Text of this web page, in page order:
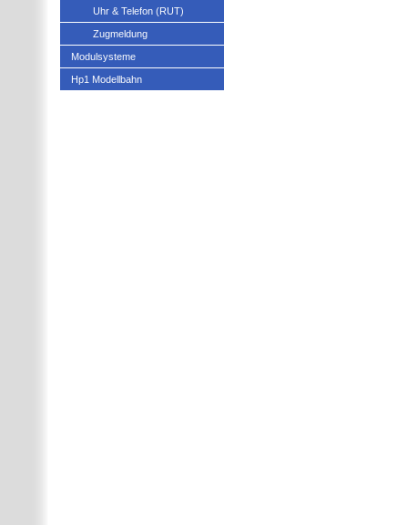
Uhr & Telefon (RUT)
Zugmeldung
Modulsysteme
Hp1 Modellbahn